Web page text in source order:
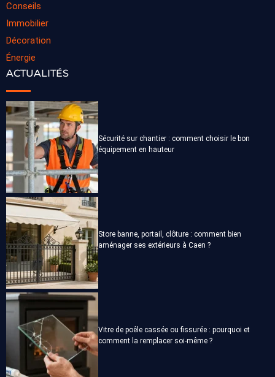
Conseils
Immobilier
Décoration
Énergie
ACTUALITÉS
Sécurité sur chantier : comment choisir le bon
équipement en hauteur
Store banne, portail, clôture : comment bien
aménager ses extérieurs à Caen ?
Vitre de poêle cassée ou fissurée : pourquoi et
comment la remplacer soi-même ?